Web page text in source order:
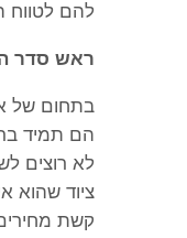
להם לטווח
ראש סדר
בתחום של
הם תמיד
לא רוצים
ציוד שהוא
קשת